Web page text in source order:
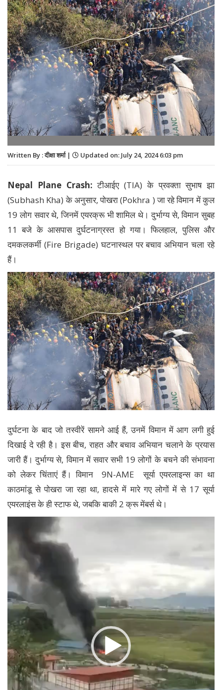
Written By : दीक्षा शर्मा | Updated on: July 24, 2024 6:03 pm
Nepal Plane Crash: टीआईए (TIA) के प्रवक्ता सुभाष झा
(Subhash Kha) के अनुसार, पोखरा (Pokhra ) जा रहे विमान में कुल
19 लोग सवार थे, जिनमें एयरक्रू भी शामिल थे। दुर्भाग्य से, विमान सुबह
11 बजे के आसपास दुर्घटनाग्रस्त हो गया। फिलहाल, पुलिस और
दमकलकर्मी (Fire Brigade) घटनास्थल पर बचाव अभियान चला रहे
हैं।
दुर्घटना के बाद जो तस्वीरें सामने आई हैं, उनमें विमान में आग लगी हुई
दिखाई दे रही है। इस बीच, राहत और बचाव अभियान चलाने के प्रयास
जारी हैं। दुर्भाग्य से, विमान में सवार सभी 19 लोगों के बचने की संभावना
को लेकर चिंताएं हैं। विमान 9N-AME सूर्या एयरलाइन्स का था
काठमांडू से पोखरा जा रहा था, हादसे में मारे गए लोगों में से 17 सूर्या
एयरलाइंस के ही स्टाफ थे, जबकि बाकी 2 क्रू मेंबर्स थे।
Player